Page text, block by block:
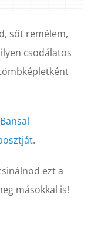
sőt remélem,
csodálatos
tömbképletként
.
ezt a
másokkal is!